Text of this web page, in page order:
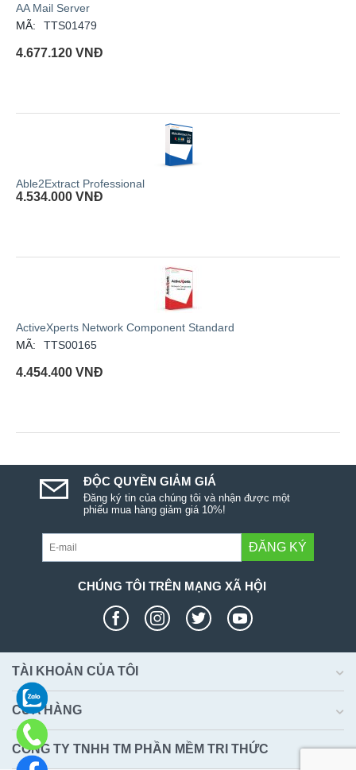
AA Mail Server
MÃ:
TTS01479
4.677.120 VNĐ
Able2Extract Professional
4.534.000 VNĐ
ActiveXperts Network Component Standard
MÃ:
TTS00165
4.454.400 VNĐ
ĐỘC QUYỀN GIẢM GIÁ
Đăng ký tin của chúng tôi và nhận được một
phiếu mua hàng giảm giá 10%!
ĐĂNG KÝ
CHÚNG TÔI TRÊN MẠNG XÃ HỘI
TÀI KHOẢN CỦA TÔI
CỬA HÀNG
CÔNG TY TNHH TM PHẦN MỀM TRI THỨC